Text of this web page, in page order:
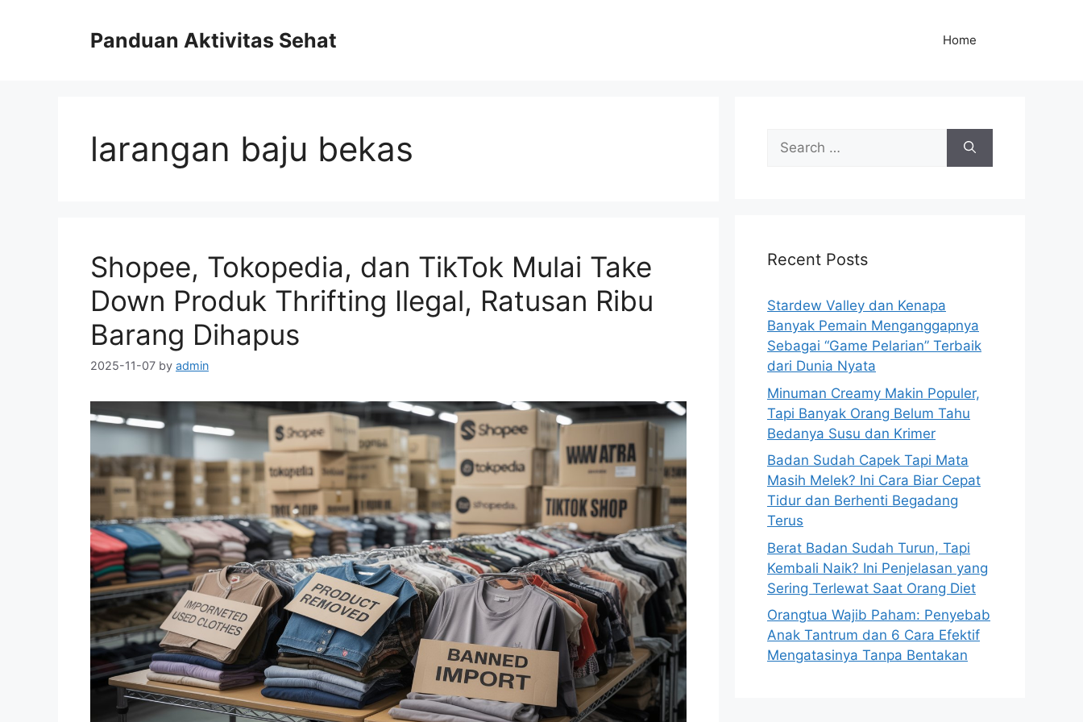
Panduan Aktivitas Sehat Home
larangan baju bekas
Shopee, Tokopedia, dan TikTok Mulai Take
Down Produk Thrifting Ilegal, Ratusan Ribu
Barang Dihapus
2025-11-07 by admin
f
r
:
Recent Posts
Stardew Valley dan Kenapa
Banyak Pemain Menganggapnya
Sebagai “Game Pelarian” Terbaik
dari Dunia Nyata
Minuman Creamy Makin Populer,
Tapi Banyak Orang Belum Tahu
Bedanya Susu dan Krimer
Badan Sudah Capek Tapi Mata
Masih Melek? Ini Cara Biar Cepat
Tidur dan Berhenti Begadang
Terus
Berat Badan Sudah Turun, Tapi
Kembali Naik? Ini Penjelasan yang
Sering Terlewat Saat Orang Diet
Orangtua Wajib Paham: Penyebab
Anak Tantrum dan 6 Cara Efektif
Mengatasinya Tanpa Bentakan